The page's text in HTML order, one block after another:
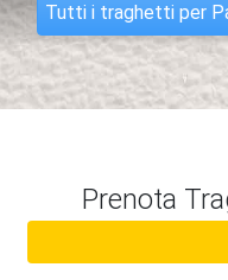
Tutti i traghetti per
Prenota